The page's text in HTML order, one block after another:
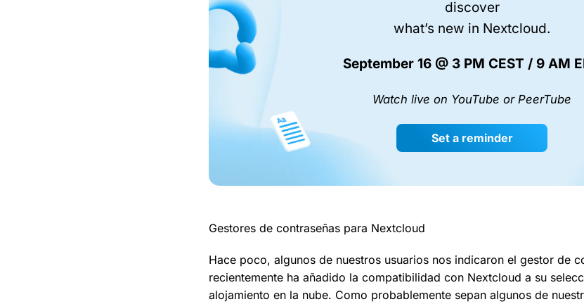
discover
what’s new in Nextcloud.
September 16 @ 3 PM CEST / 9 AM
Watch live on YouTube or PeerTube
Set a reminder
Gestores de contraseñas para Nextcloud
Hace poco, algunos de nuestros usuarios nos indicaron el gestor de
recientemente ha añadido la compatibilidad con Nextcloud a su
alojamiento en la nube. Como probablemente sepan algunos de